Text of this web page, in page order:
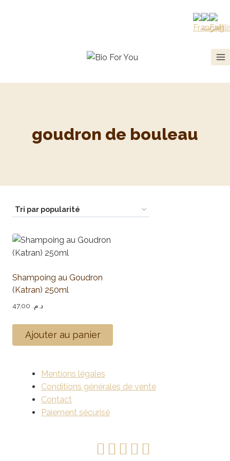
goudron de bouleau
Shampoing au Goudron
(Katran) 250ml
د.م.
Ajouter au panier
Mentions légales
Conditions générales de vente
Contact
Paiement sécurisé